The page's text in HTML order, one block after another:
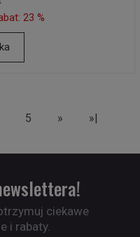
23 %
5 » »|
ciekawe
i rabaty.